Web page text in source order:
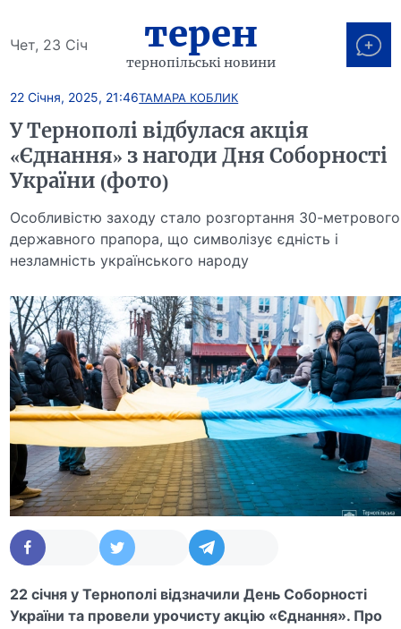
Чет, 23 Січ терен
тернопільські новини
22 Січня, 2025, 21:46ТАМАРА КОБЛИК
У Тернополі відбулася акція
«Єднання» з нагоди Дня Соборності
України (фото)
Особливістю заходу стало розгортання 30-метрового
державного прапора, що символізує єдність і
незламність українського народу
22 січня у Тернополі відзначили День Соборності
України та провели урочисту акцію «Єднання». Про